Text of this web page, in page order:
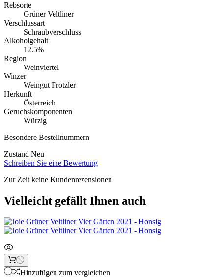
Rebsorte
Grüner Veltliner
Verschlussart
Schraubverschluss
Alkoholgehalt
12.5%
Region
Weinviertel
Winzer
Weingut Frotzler
Herkunft
Österreich
Geruchskomponenten
Würzig
Besondere Bestellnummern
Zustand Neu
Schreiben Sie eine Bewertung
Zur Zeit keine Kundenrezensionen
Vielleicht gefällt Ihnen auch
Hinzufügen zum vergleichen